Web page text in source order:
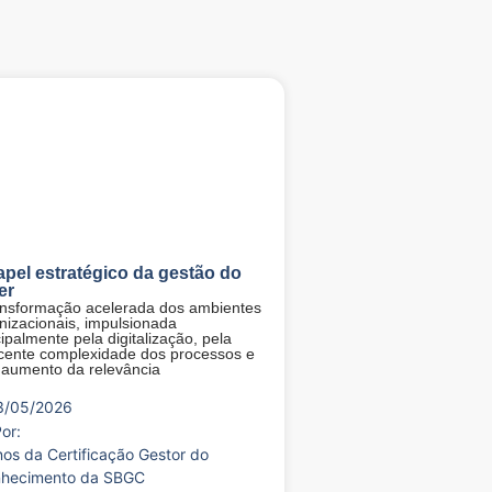
estratégico da gestão do
acelerada dos ambientes
impulsionada
pela digitalização, pela
complexidade dos processos e
da relevância
05/2026
da Certificação Gestor do
da SBGC